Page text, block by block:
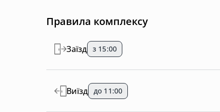
Правила комплексу
Заїзд з 15:00
Виїзд до 11:00